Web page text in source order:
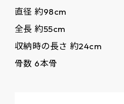
直径 約98cm
全長 約55cm
収納時の長さ 約24cm
骨数 6本骨